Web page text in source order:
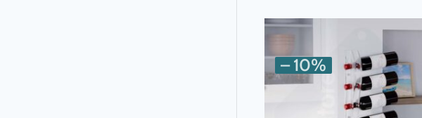
– 10%